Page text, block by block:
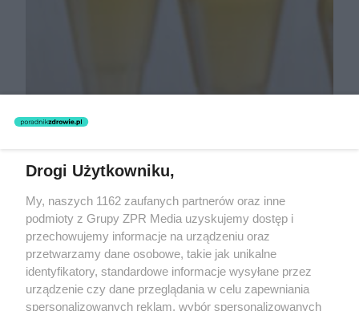
Olej marula - właściwości
marula w domowej pielęgnacji?
Drogi Użytkowniku,
My, naszych 1162 zaufanych partnerów oraz inne
podmioty z Grupy ZPR Media uzyskujemy dostęp i
przechowujemy informacje na urządzeniu oraz
przetwarzamy dane osobowe, takie jak unikalne
identyfikatory, standardowe informacje wysyłane przez
urządzenie czy dane przeglądania w celu zapewniania
spersonalizowanych reklam, wybór spersonalizowanych